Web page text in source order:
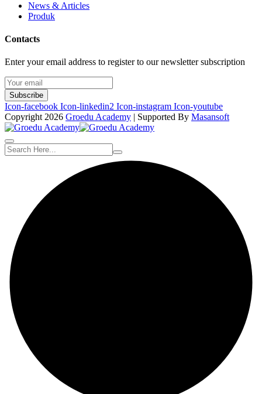
News & Articles
Produk
Contacts
Enter your email address to register to our newsletter subscription
Subscribe
Icon-facebook Icon-linkedin2 Icon-instagram Icon-youtube
Copyright 2026 Groedu Academy | Supported By Masansoft